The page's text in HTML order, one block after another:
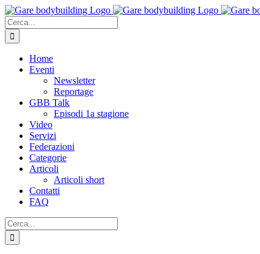
Salta
al
contenuto
Cerca
per:
Home
Eventi
Newsletter
Reportage
GBB Talk
Episodi 1a stagione
Video
Servizi
Federazioni
Categorie
Articoli
Articoli short
Contatti
FAQ
Cerca
per: